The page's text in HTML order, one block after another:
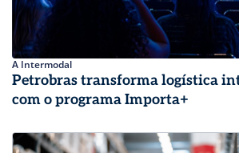
A Intermodal
Petrobras transforma logística
com o programa Importa+